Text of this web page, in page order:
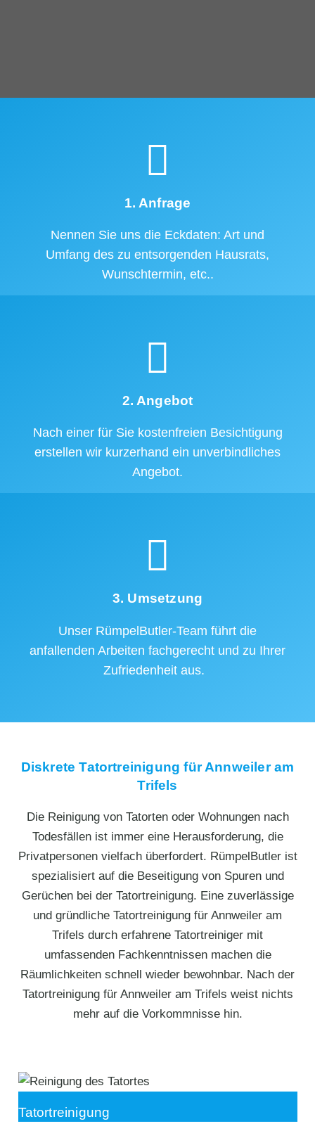
1. Anfrage
Nennen Sie uns die Eckdaten: Art und
Umfang des zu entsorgenden Hausrats,
Wunschtermin, etc..
2. Angebot
Nach einer für Sie kostenfreien Besichtigung
erstellen wir kurzerhand ein unverbindliches
Angebot.
3. Umsetzung
Unser RümpelButler-Team führt die
anfallenden Arbeiten fachgerecht und zu Ihrer
Zufriedenheit aus.
Diskrete Tatortreinigung für Annweiler am
Trifels
Die Reinigung von Tatorten oder Wohnungen nach
Todesfällen ist immer eine Herausforderung, die
Privatpersonen vielfach überfordert. RümpelButler ist
spezialisiert auf die Beseitigung von Spuren und
Gerüchen bei der Tatortreinigung. Eine zuverlässige
und gründliche Tatortreinigung für Annweiler am
Trifels durch erfahrene Tatortreiniger mit
umfassenden Fachkenntnissen machen die
Räumlichkeiten schnell wieder bewohnbar. Nach der
Tatortreinigung für Annweiler am Trifels weist nichts
mehr auf die Vorkommnisse hin.
Tatortreinigung